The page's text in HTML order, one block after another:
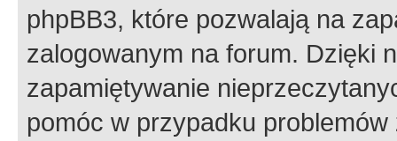
phpBB3, które pozwalają na
zalogowanym na forum. Dzięki
zapamiętywanie
pomóc w przypadku